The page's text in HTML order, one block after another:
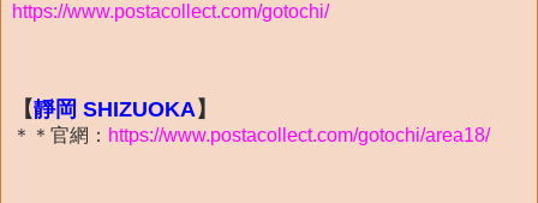
https://www.postacollect.com/gotochi/
【靜岡 SHIZUOKA】
＊＊官網： https://www.postacollect.com/gotochi/area18/